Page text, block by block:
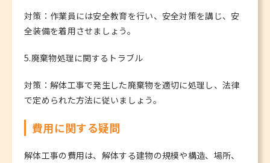
対策：作業員には安全教育を行い、安全対策を講じ、安
全装備を着用させましょう。
5.廃棄物処理に関するトラブル
対策：解体工事で発生した廃棄物を適切に処理し、法律
で定められた方法に従いましょう。
費用に関する疑問
解体工事の費用は、解体する建物の規模や構造、場所、